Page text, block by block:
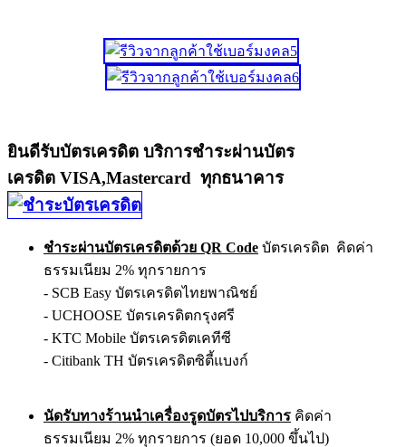
ยินดีรับบัตรเครดิต บริการชำระผ่านบัตร
เครดิต VISA,Mastercard ทุกธนาคาร
ชำระผ่านบัตรเครดิตด้วย QR Code บัตรเครดิต คิดค่า
ธรรมเนียม 2% ทุกรายการ
- SCB Easy บัตรเครดิตไทยพาณิชย์
- UCHOOSE บัตรเครดิตกรุงศรี
- KTC Mobile บัตรเครดิตเคทีซี
- Citibank TH บัตรเครดิตซิตี้แบงก์
นัดรับทางร้านนำเครื่องรูดบัตรไปบริการ คิดค่า
ธรรมเนียม 2% ทุกรายการ (ยอด 10,000 ขึ้นไป)